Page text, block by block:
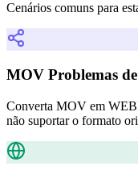
Cenários comuns para
MOV Problemas
Converta MOV em
não suportar o formato